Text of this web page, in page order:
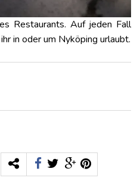
Restaurants. Auf jeden Fall
in oder um Nyköping urlaubt.